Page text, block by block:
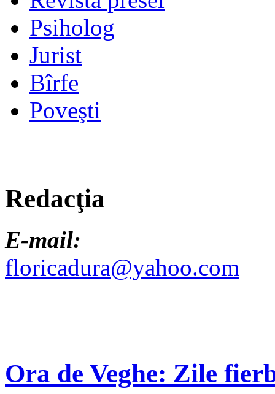
Psiholog
Jurist
Bîrfe
Poveşti
Redacţia
E-mail:
floricadura@yahoo.com
Ora de Veghe: Zile